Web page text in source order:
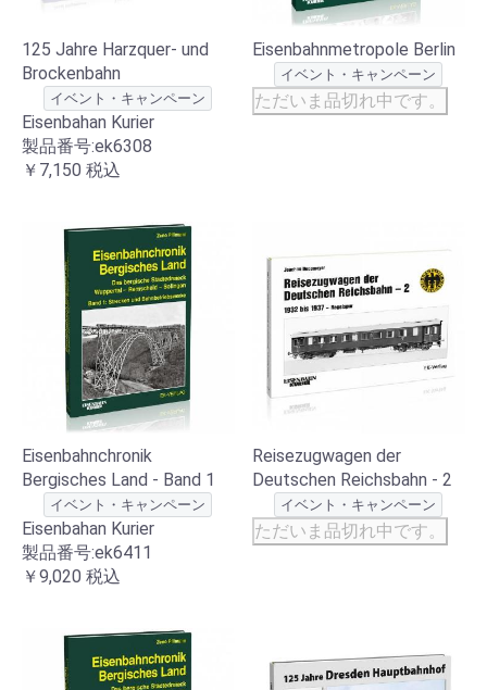
125 Jahre Harzquer- und
Brockenbahn
イベント・キャンペーン
Eisenbahan Kurier
製品番号:ek6308
￥7,150 税込
Eisenbahnmetropole Berlin
イベント・キャンペーン
ただいま品切れ中です。
Eisenbahnchronik
Bergisches Land - Band 1
イベント・キャンペーン
Eisenbahan Kurier
製品番号:ek6411
￥9,020 税込
Reisezugwagen der
Deutschen Reichsbahn - 2
イベント・キャンペーン
ただいま品切れ中です。